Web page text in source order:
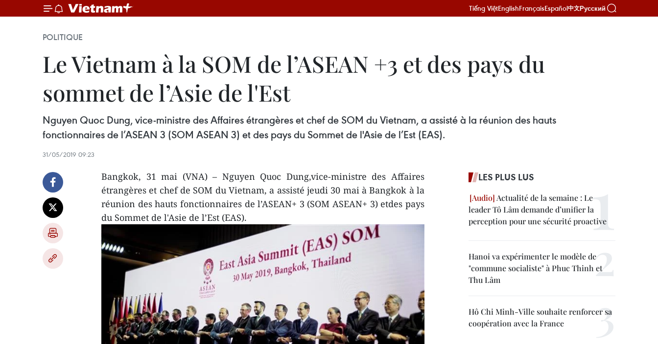
Tiếng ViệtEnglishFrançaisEspañol中文Русский
POLITIQUE
Le Vietnam à la SOM de l’ASEAN +3 et des pays du
sommet de l’Asie de l'Est
Nguyen Quoc Dung, vice-ministre des Affaires étrangères et chef de SOM du Vietnam, a assisté à la réunion des hauts
fonctionnaires de l’ASEAN 3 (SOM ASEAN 3) et des pays du Sommet de l'Asie de l’Est (EAS).
31/05/2019 09:23
Bangkok, 31 mai (VNA) – Nguyen Quoc Dung,vice-ministre des Affaires
étrangères et chef de SOM du Vietnam, a assisté jeudi 30 mai à Bangkok à la
réunion des hauts fonctionnaires de l’ASEAN+ 3 (SOM ASEAN+ 3) etdes pays
du Sommet de l'Asie de l’Est (EAS).
LES PLUS LUS
Actualité de la semaine : Le
leader Tô Lâm demande d’unifier la
perception pour une sécurité proactive
Hanoi va expérimenter le modèle de
"commune socialiste" à Phuc Thinh et
Thu Lâm
Hô Chi Minh-Ville souhaite renforcer sa
coopération avec la France